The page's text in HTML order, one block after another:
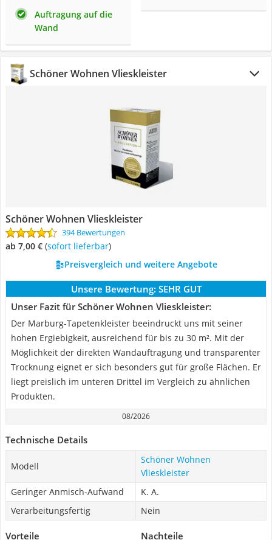
Auftragung auf die
Wand
Schöner Wohnen Vlieskleister
Schöner Wohnen Vlieskleister
394 Bewertungen
ab 7,00 € ( Sofort lieferbar)
Preisvergleich und weitere Angebote
Unsere Bewertung: SEHR GUT
Unser Fazit für Schöner Wohnen Vlieskleister:
Der Marburg-Tapetenkleister beeindruckt uns mit seiner
hohen Ergiebigkeit, ausreichend für bis zu 30 m². Mit der
Möglichkeit der direkten Wandauftragung und transparenter
Trocknung eignet er sich besonders gut für große Flächen. Er
liegt preislich im unteren Drittel im Vergleich zu ähnlichen
Produkten.
08/2026
Technische Details
Modell
Schöner Wohnen
Vlieskleister
Geringer Anmisch-Aufwand
K. A.
Verarbeitungsfertig
Nein
Vorteile Nachteile